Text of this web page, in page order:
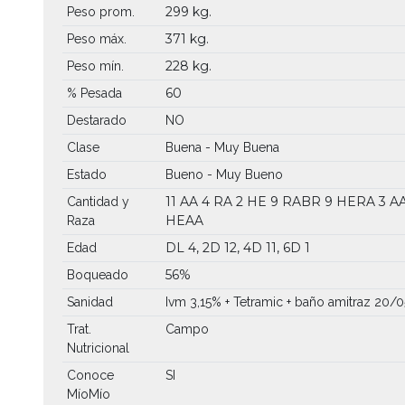
Peso prom. 299 kg.
Peso máx. 371 kg.
Peso mín. 228 kg.
% Pesada 60
Destarado
NO
Clase
Buena - Muy Buena
Estado
Bueno - Muy Bueno
Cantidad y
Raza
11 AA 4 RA 2 HE 9 RABR 9 HERA3
HEAA
Edad DL 4, 2D 12, 4D 11, 6D 1
Boqueado 56%
Sanidad
Ivm 3,15% + Tetramic + baño amitraz 20/
Trat.
Nutricional
Campo
Conoce
MíoMío
SI